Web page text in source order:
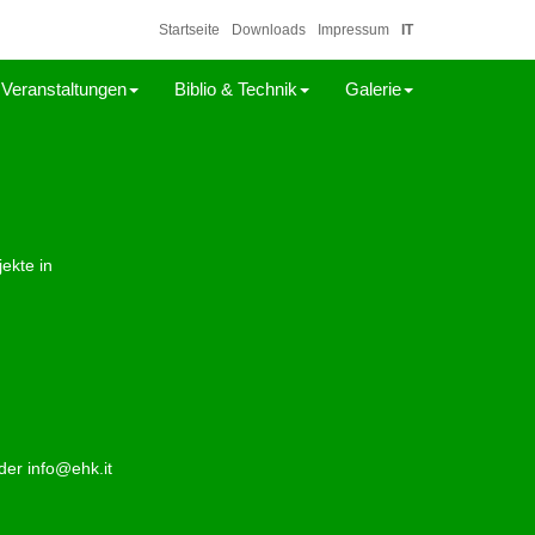
Biblio & Technik Galerie
Startseite Downloads Impressum IT
in
info@ehk.it